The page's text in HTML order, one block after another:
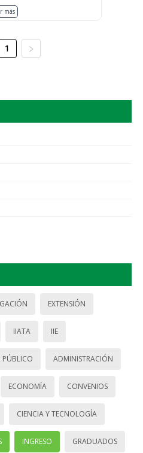
más
1
EXTENSIÓN
IIATA IIE
ADMINISTRACIÓN
ECONOMÍA CONVENIOS
CIENCIA Y TECNOLOGÍA
INGRESO GRADUADOS